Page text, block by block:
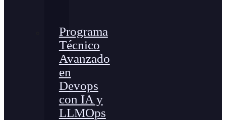
Programa
Técnico
Avanzado
en
Devops
con IA y
LLMOps